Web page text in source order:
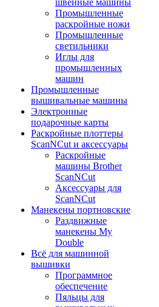
швейные машины
Промышленные
раскройные ножи
Промышленные
светильники
Иглы для
промышленных
машин
Промышленные
вышивальные машины
Электронные
подарочные карты
Раскройные плоттеры
ScanNCut и аксессуары
Раскройные
машины Brother
ScanNCut
Аксессуары для
ScanNCut
Манекены портновские
Раздвижные
манекены My
Double
Всё для машинной
вышивки
Программное
обеспечение
Пяльцы для